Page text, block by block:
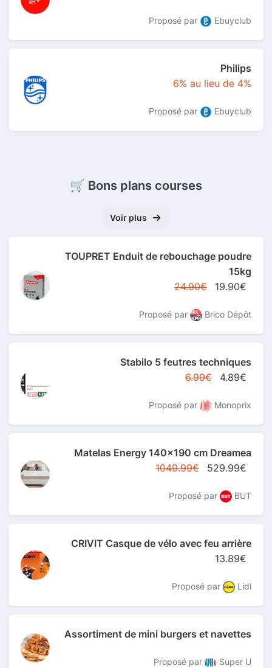
Proposé par Ebuyclub
Philips
6% au lieu de 4%
Proposé par Ebuyclub
🛒 Bons plans courses
Voir plus
TOUPRET Enduit de rebouchage poudre
15kg
24.90€
19.90€
Proposé par Brico Dépôt
Stabilo 5 feutres techniques
6.99€
4.89€
Proposé par Monoprix
Matelas Energy 140x190 cm Dreamea
1049.99€
529.99€
Proposé par BUT
CRIVIT Casque de vélo avec feu arrière
13.89€
Proposé par Lidl
Assortiment de mini burgers et navettes
Proposé par Super U